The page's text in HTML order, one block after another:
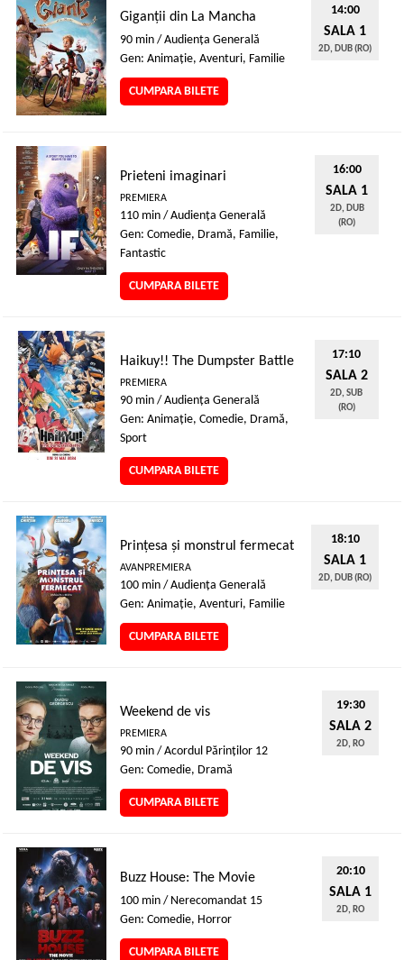
Giganții din La Mancha
90 min / Audienţa Generală
Gen: Animaţie, Aventuri, Familie
CUMPARA BILETE
14:00
SALA 1
2D, DUB (RO)
Prieteni imaginari
PREMIERA
110 min / Audienţa Generală
Gen: Comedie, Dramă, Familie,
Fantastic
CUMPARA BILETE
16:00
SALA 1
2D, DUB
(RO)
Haikuy!! The Dumpster Battle
PREMIERA
90 min / Audienţa Generală
Gen: Animaţie, Comedie, Dramă,
Sport
CUMPARA BILETE
17:10
SALA 2
2D, SUB
(RO)
Prințesa și monstrul fermecat
AVANPREMIERA
100 min / Audienţa Generală
Gen: Animaţie, Aventuri, Familie
CUMPARA BILETE
18:10
SALA 1
2D, DUB (RO)
Weekend de vis
PREMIERA
90 min / Acordul Părinţilor 12
Gen: Comedie, Dramă
CUMPARA BILETE
19:30
SALA 2
2D, RO
Buzz House: The Movie
100 min / Nerecomandat 15
Gen: Comedie, Horror
CUMPARA BILETE
20:10
SALA 1
2D, RO